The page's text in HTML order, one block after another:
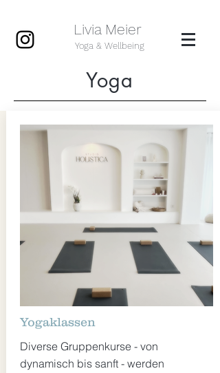
Yoga & Wellbeing
Livia Meier
Yoga
Yogaklassen
Diverse Gruppenkurse - von
dynamisch bis sanft - werden